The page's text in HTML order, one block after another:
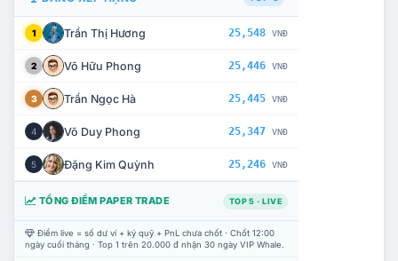
1 Trần Thị Hương 25,548 VNĐ
2 Võ Hữu Phong 25,446 VNĐ
3 Trần Ngọc Hà 25,445 VNĐ
4 Võ Duy Phong 25,347 VNĐ
5 Đặng Kim Quỳnh 25,246 VNĐ
TỔNG ĐIỂM PAPER TRADE TOP 5 · LIVE
Điểm live = số dư ví + ký quỹ + PnL chưa chốt · Chốt 12:00
ngày cuối tháng · Top 1 trên 20.000 đ nhận 30 ngày VIP Whale.